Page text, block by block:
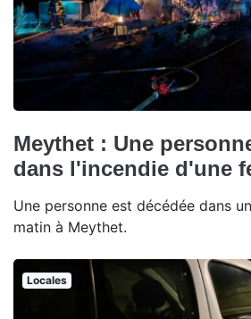
Meythet : Une
dans l'incendie d'une
Une personne est décédée dans
matin à Meythet.
Locales